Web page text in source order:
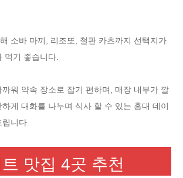
소바 마끼, 리조또, 철판 카츠까지 선택지가
먹기 좋습니다.
워 약속 장소로 잡기 편하며, 매장 내부가 깔
게 대화를 나누며 식사 할 수 있는 홍대 데이
니다.
맛집 4곳 추천